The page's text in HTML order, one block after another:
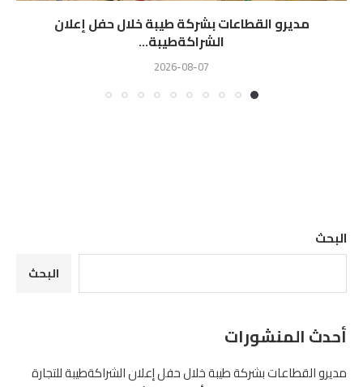
مديرو القطاعات بشركة طيبة خلال حفل إعلان
الشراكةطيبة...
2026-08-07
البحث
البحث
أحدث المنشورات
مديرو القطاعات بشركة طيبة خلال حفل إعلان الشراكةطيبة للتجارة